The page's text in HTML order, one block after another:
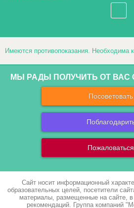
Имеются противопоказания. Необходима
МЫ РАДЫ ПОЛУЧИТЬ ОТ ВАС
Посоветовать
Пожаловаться
Сайт носит информационный
образовательных целей, посетители
материалы, размещенные на сайте, в
рекомендаций. Группа компаний